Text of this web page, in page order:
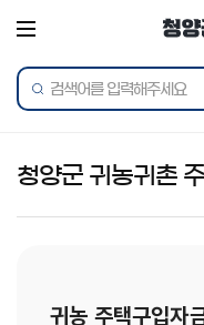
검색어를
청양군 귀농귀촌
귀농 주택구입자